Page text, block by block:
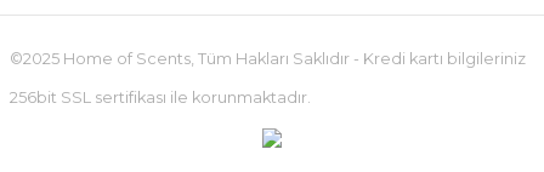
©2025 Home of Scents, Tüm Hakları Saklıdır - Kredi kartı bilgileriniz
256bit SSL sertifikası ile korunmaktadır.